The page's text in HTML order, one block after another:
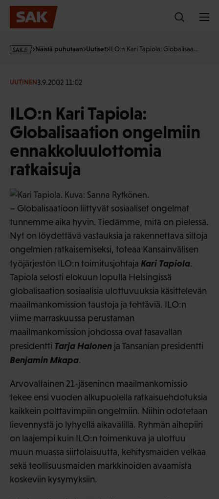
Hyppää
sisältöön
s
·
Näistä puhutaan Uutiset ILO:n Kari Tapiola: Globalisaa…
UUTINEN3.9.2002 11:02
ILO:n Kari Tapiola:
Globalisaation ongelmiin
ennakkoluulottomia
ratkaisuja
– Globalisaatioon liittyvät sosiaaliset ongelmat
tunnemme aika hyvin. Tiedämme, mitä on pielessä.
Nyt on löydettävä vastauksia ja rakennettava siltoja
ongelmien ratkaisemiseksi, toteaa Kansainvälisen
työjärjestön ILO:n toimitusjohtaja Kari Tapiola.
Tapiola selosti elokuun lopulla Helsingissä
globalisaation sosiaalisia ulottuvuuksia käsittelevän
maailmankomission taustoja ja tehtäviä. ILO:n
viime marraskuussa perustaman
maailmankomission johdossa ovat tasavallan
presidentti Tarja Halonen ja Tansanian presidentti
Benjamin Mkapa.
Arvovaltainen 21-jäseninen maailmankomissio
tekee ensi vuoden alkupuolella ratkaisuehdotuksia
kaikkein polttavimpiin ongelmiin. Niihin odotetaan
lievennystä jo lyhyellä aikavälillä. Ryhmän aihepiiri
on laajempi kuin ILO:n toimenkuva ja ulottuu
muun muassa siirtolaisuutta, kehitysmaiden velkaa
sekä teollisuusmaiden markkinoiden avaamista
koskeviin kysymyksiin.